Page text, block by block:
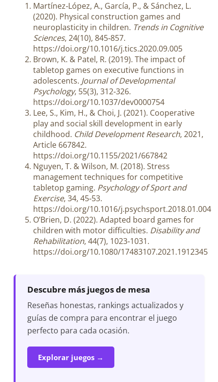
Martínez‑López, A., García, P., & Sánchez, L.
(2020). Physical construction games and
neuroplasticity in children. Trends in Cognitive
Sciences, 24(10), 845‑857.
https://doi.org/10.1016/j.tics.2020.09.005
Brown, K. & Patel, R. (2019). The impact of
tabletop games on executive functions in
adolescents. Journal of Developmental
Psychology, 55(3), 312‑326.
https://doi.org/10.1037/dev0000754
Lee, S., Kim, H., & Choi, J. (2021). Cooperative
play and social skill development in early
childhood. Child Development Research, 2021,
Article 667842.
https://doi.org/10.1155/2021/667842
Nguyen, T. & Wilson, M. (2018). Stress
management techniques for competitive
tabletop gaming. Psychology of Sport and
Exercise, 34, 45‑53.
https://doi.org/10.1016/j.psychsport.2018.01.004
O’Brien, D. (2022). Adapted board games for
children with motor difficulties. Disability and
Rehabilitation, 44(7), 1023‑1031.
https://doi.org/10.1080/17483107.2021.1912345
Descubre más juegos de mesa
Reseñas honestas, rankings actualizados y
guías de compra para encontrar el juego
perfecto para cada ocasión.
Explorar juegos →